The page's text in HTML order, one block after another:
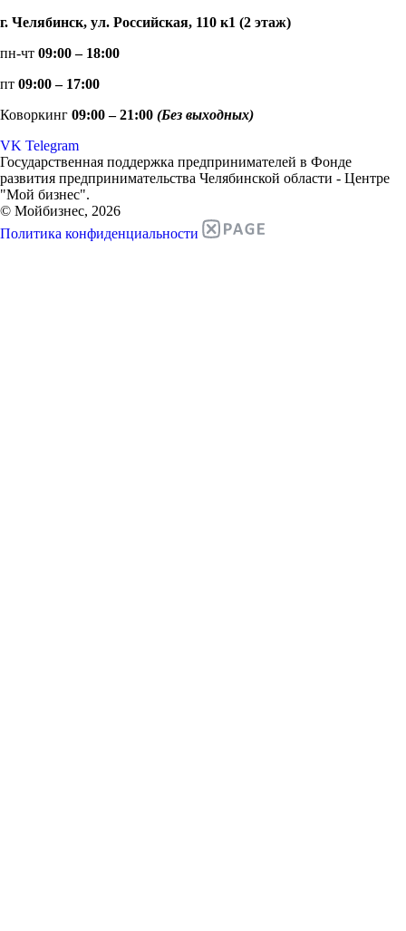
г. Челябинск, ул. Российская, 110 к1 (2 этаж)
пн-чт 09:00 – 18:00
пт 09:00 – 17:00
Коворкинг 09:00 – 21:00 (Без выходных)
VK Telegram
Государственная поддержка предпринимателей в Фонде
развития предпринимательства Челябинской области - Центре
"Мой бизнес".
© Мойбизнес, 2026
Политика конфиденциальности